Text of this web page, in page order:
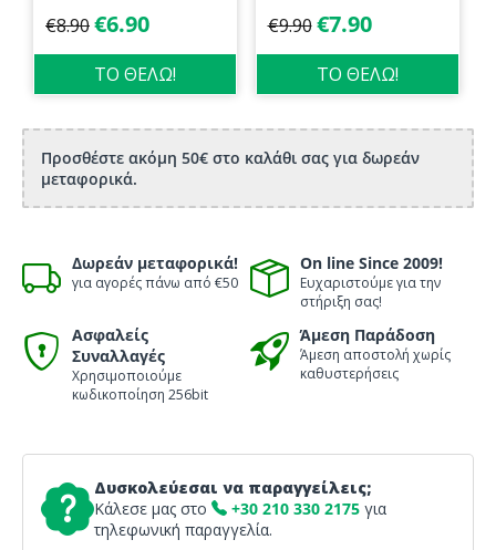
σώματος 70ml
Biosanto
€8.90€6.90
ΤΟ ΘΕΛΩ!
€9.90 €7.90
ΤΟ ΘΕΛΩ!
Προσθέστε ακόμη 50€ στο καλάθι σας για δωρεάν
μεταφορικά.
Δωρεάν μεταφορικά!
για αγορές πάνω από €50
On line Since 2009!
Ευχαριστούμε για την
στήριξη σας!
Ασφαλείς
Συναλλαγές
Χρησιμοποιούμε
κωδικοποίηση 256bit
Άμεση Παράδοση
Άμεση αποστολή χωρίς
καθυστερήσεις
Δυσκολεύεσαι να παραγγείλεις;
Κάλεσε μας στο
+30 210 330 2175 για
τηλεφωνική παραγγελία.